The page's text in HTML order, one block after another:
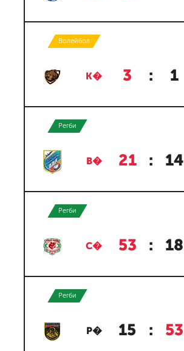
Волейбол
К� 3 : 1
Регби
В� 21 : 14
Регби
С� 53 : 18
Регби
Р� 15 : 53